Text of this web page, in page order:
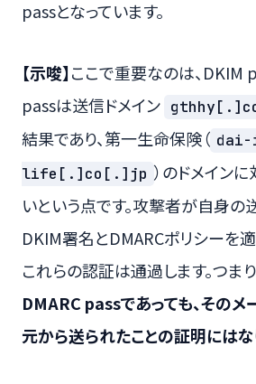
passとなっています。
【示唆】ここで重要なのは、DKIM
passは送信ドメイン
結果であり、第一生命保険（
life[.]co[.]jp ）のドメイン
いという点です。攻撃者が自身の
DKIM署名とDMARCポリシーを
これらの認証は通過します。つまり
DMARC passであっても、その
元から送られたことの証明には